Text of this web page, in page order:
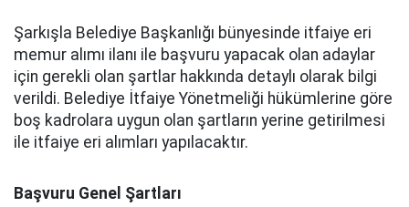
Şarkışla Belediye Başkanlığı bünyesinde itfaiye eri
memur alımı ilanı ile başvuru yapacak olan adaylar
için gerekli olan şartlar hakkında detaylı olarak bilgi
verildi. Belediye İtfaiye Yönetmeliği hükümlerine göre
boş kadrolara uygun olan şartların yerine getirilmesi
ile itfaiye eri alımları yapılacaktır.
Başvuru Genel Şartları